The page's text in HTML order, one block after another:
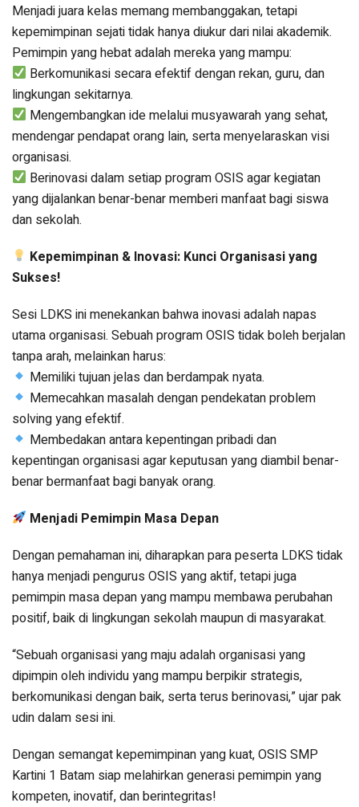
Menjadi juara kelas memang membanggakan, tetapi
kepemimpinan sejati tidak hanya diukur dari nilai akademik.
Pemimpin yang hebat adalah mereka yang mampu:
Berkomunikasi secara efektif dengan rekan, guru, dan
lingkungan sekitarnya.
Mengembangkan ide melalui musyawarah yang sehat,
mendengar pendapat orang lain, serta menyelaraskan visi
organisasi.
Berinovasi dalam setiap program OSIS agar kegiatan
yang dijalankan benar-benar memberi manfaat bagi siswa
dan sekolah.
Kepemimpinan & Inovasi: Kunci Organisasi yang
Sukses!
Sesi LDKS ini menekankan bahwa inovasi adalah napas
utama organisasi. Sebuah program OSIS tidak boleh berjalan
tanpa arah, melainkan harus:
Memiliki tujuan jelas dan berdampak nyata.
Memecahkan masalah dengan pendekatan problem
solving yang efektif.
Membedakan antara kepentingan pribadi dan
kepentingan organisasi agar keputusan yang diambil benar-
benar bermanfaat bagi banyak orang.
Menjadi Pemimpin Masa Depan
Dengan pemahaman ini, diharapkan para peserta LDKS tidak
hanya menjadi pengurus OSIS yang aktif, tetapi juga
pemimpin masa depan yang mampu membawa perubahan
positif, baik di lingkungan sekolah maupun di masyarakat.
“Sebuah organisasi yang maju adalah organisasi yang
dipimpin oleh individu yang mampu berpikir strategis,
berkomunikasi dengan baik, serta terus berinovasi,” ujar pak
udin dalam sesi ini.
Dengan semangat kepemimpinan yang kuat, OSIS SMP
Kartini 1 Batam siap melahirkan generasi pemimpin yang
kompeten, inovatif, dan berintegritas!